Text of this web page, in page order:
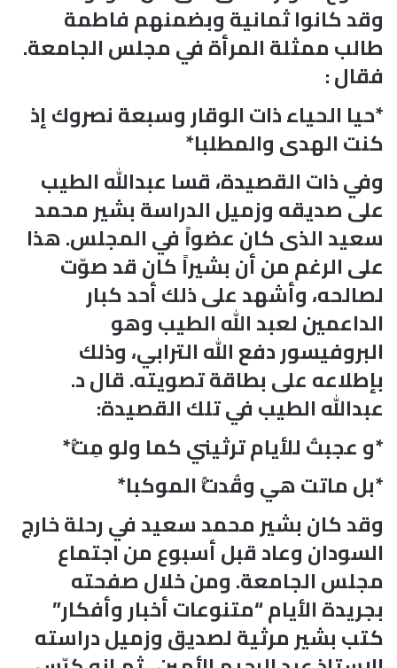
وقد كانوا ثمانية وبضمنهم فاطمة
طالب ممثلة المرأة في مجلس الجامعة.
فقال :
*حيا الحياء ذات الوقار وسبعة نصروك إذ
كنت الهدى والمطلبا*
وفي ذات القصيدة، قسا عبدالله الطيب
على صديقه وزميل الدراسة بشير محمد
سعيد الذى كان عضواً في المجلس. هذا
على الرغم من أن بشيراً كان قد صوّت
لصالحه، وأشهد على ذلك أحد كبار
الداعمين لعبد الله الطيب وهو
البروفيسور دفع الله الترابي، وذلك
بإطلاعه على بطاقة تصويته. قال د.
عبدالله الطيب في تلك القصيدة:
*و عجبتُ للأيام ترثيني كما ولو مِتُّ*
*بل ماتت هي وقُدتُّ الموكبا*
وقد كان بشير محمد سعيد في رحلة خارج
السودان وعاد قبل أسبوع من اجتماع
مجلس الجامعة. ومن خلال صفحته
بجريدة الأيام “متنوعات أخبار وأفكار”
كتب بشير مرثية لصديق وزميل دراسته